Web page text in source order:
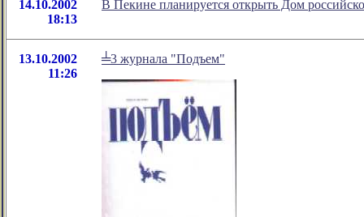
14.10.2002
18:13
В Пекине планируется открыть Дом
13.10.2002
11:26
╧3 журнала "Подъем"